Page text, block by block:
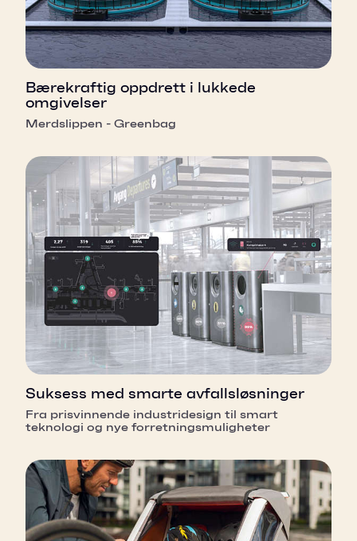
Bærekraftig oppdrett i lukkede
omgivelser
Merdslippen - Greenbag
Suksess med smarte avfallsløsninger
Fra prisvinnende industridesign til smart
teknologi og nye forretningsmuligheter